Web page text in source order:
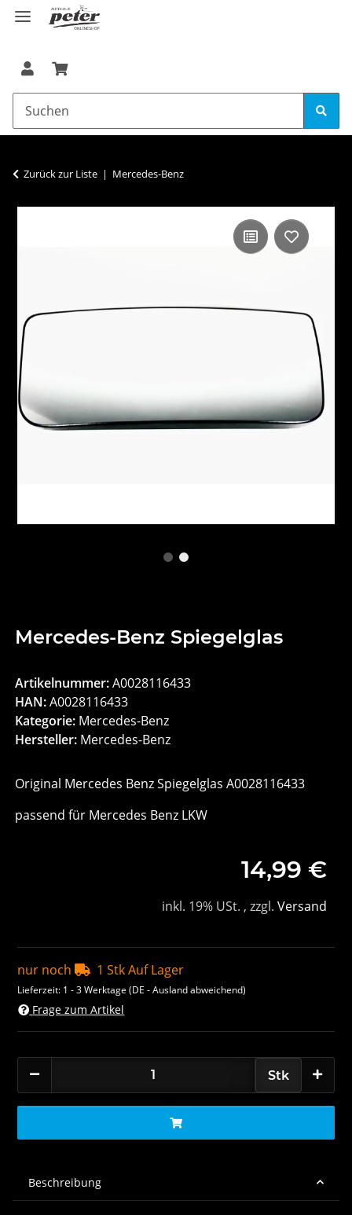
Zurück zur Liste Mercedes-Benz
Mercedes-Benz Spiegelglas
Artikelnummer:A0028116433
HAN:A0028116433
Kategorie: Mercedes-Benz
Hersteller: Mercedes-Benz
Original Mercedes Benz Spiegelglas A0028116433
passend für Mercedes Benz LKW
14,99 €
inkl. 19% USt. , zzgl. Versand
nur noch 1 Stk Auf Lager
Lieferzeit: 1 - 3 Werktage(DE - Ausland abweichend)
Frage zum Artikel
Stk
Beschreibung